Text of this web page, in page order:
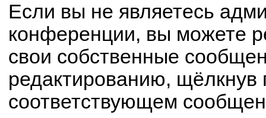
Если вы не являетесь
конференции, вы можете
свои собственные
редактированию, щёлкнув
соответствующем